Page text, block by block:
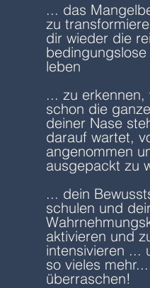
... das
zu
dir wieder die
bedingungslose
leben
... zu erkennen,
schon die
deiner Nase
darauf wartet,
angenommen
ausgepackt zu
... dein
schulen und
aktivieren und
intensivieren ...
so vieles
überraschen!